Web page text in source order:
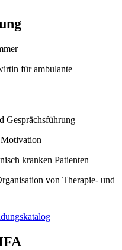
für ambulante
Gesprächsführung
kranken Patienten
von Therapie- und